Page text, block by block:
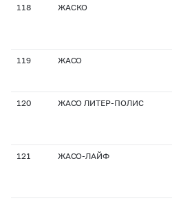
118 ЖАСКО
119 ЖАСО
120 ЖАСО ЛИТЕР-ПОЛИС
121 ЖАСО-ЛАЙФ